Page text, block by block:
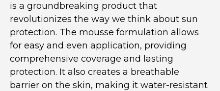
is a groundbreaking product that
revolutionizes the way we think about sun
protection. The mousse formulation allows
for easy and even application, providing
comprehensive coverage and lasting
protection. It also creates a breathable
barrier on the skin, making it water-resistant